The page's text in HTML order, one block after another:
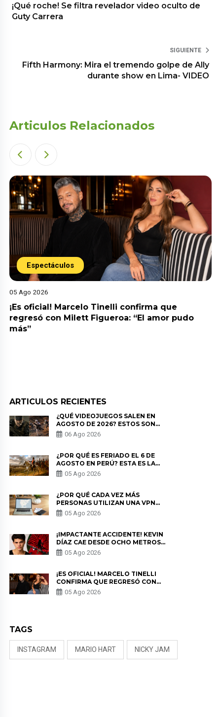
¡Qué roche! Se filtra revelador video oculto de
Guty Carrera
SIGUIENTE
Fifth Harmony: Mira el tremendo golpe de Ally
durante show en Lima- VIDEO
Articulos Relacionados
Espectáculos
05 Ago 2026
¡Es oficial! Marcelo Tinelli confirma que
regresó con Milett Figueroa: “El amor pudo
más”
ARTICULOS RECIENTES
¿QUÉ VIDEOJUEGOS SALEN EN
AGOSTO DE 2026? ESTOS SON
LOS ESTRENOS MÁS ESPERADOS
06 Ago 2026
¿POR QUÉ ES FERIADO EL 6 DE
AGOSTO EN PERÚ? ESTA ES LA
HISTORIA
05 Ago 2026
¿POR QUÉ CADA VEZ MÁS
PERSONAS UTILIZAN UNA VPN
PARA PROTEGER SU
PRIVACIDAD?
05 Ago 2026
¡IMPACTANTE ACCIDENTE! KEVIN
DÍAZ CAE DESDE OCHO METROS
EN “ESTO ES GUERRA” Y GENERA
PREOCUPACIÓN
05 Ago 2026
¡ES OFICIAL! MARCELO TINELLI
CONFIRMA QUE REGRESÓ CON
MILETT FIGUEROA: “EL AMOR
PUDO MÁS”
05 Ago 2026
TAGS
INSTAGRAM MARIO HART NICKY JAM